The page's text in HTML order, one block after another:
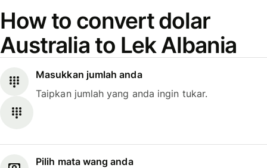
How to convert dolar
Australia to Lek Albania
Masukkan jumlah anda
Taipkan jumlah yang anda ingin tukar.
Pilih mata wang anda